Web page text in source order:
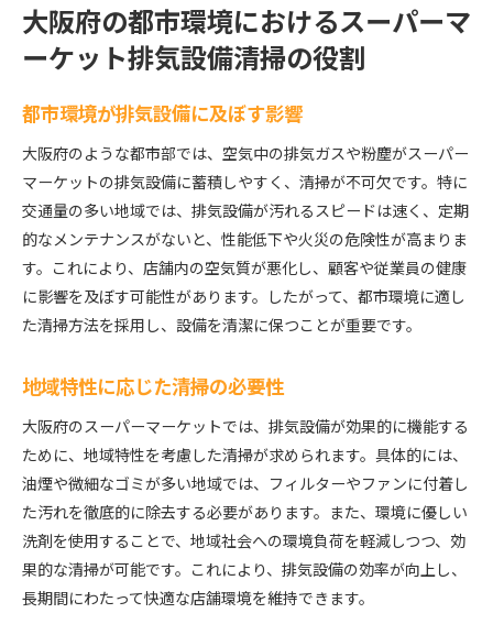
大阪府の都市環境におけるスーパーマ
ーケット排気設備清掃の役割
都市環境が排気設備に及ぼす影響
大阪府のような都市部では、空気中の排気ガスや粉塵がスーパー
マーケットの排気設備に蓄積しやすく、清掃が不可欠です。特に
交通量の多い地域では、排気設備が汚れるスピードは速く、定期
的なメンテナンスがないと、性能低下や火災の危険性が高まりま
す。これにより、店舗内の空気質が悪化し、顧客や従業員の健康
に影響を及ぼす可能性があります。したがって、都市環境に適し
た清掃方法を採用し、設備を清潔に保つことが重要です。
地域特性に応じた清掃の必要性
大阪府のスーパーマーケットでは、排気設備が効果的に機能する
ために、地域特性を考慮した清掃が求められます。具体的には、
油煙や微細なゴミが多い地域では、フィルターやファンに付着し
た汚れを徹底的に除去する必要があります。また、環境に優しい
洗剤を使用することで、地域社会への環境負荷を軽減しつつ、効
果的な清掃が可能です。これにより、排気設備の効率が向上し、
長期間にわたって快適な店舗環境を維持できます。